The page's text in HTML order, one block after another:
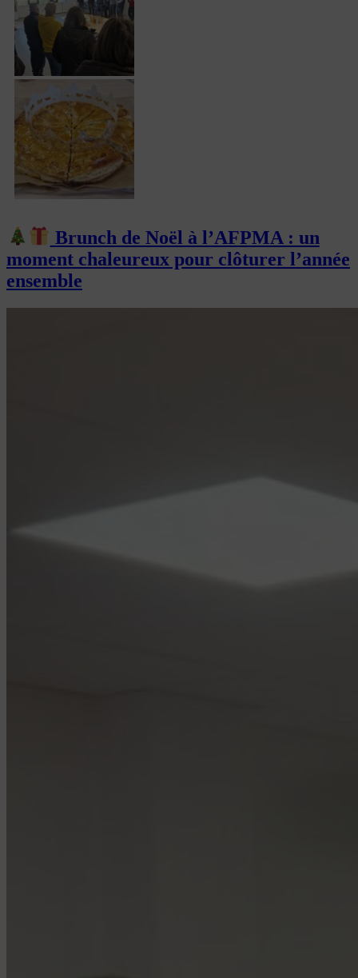
Brunch de Noël à l’AFPMA : un
moment chaleureux pour clôturer l’année
ensemble